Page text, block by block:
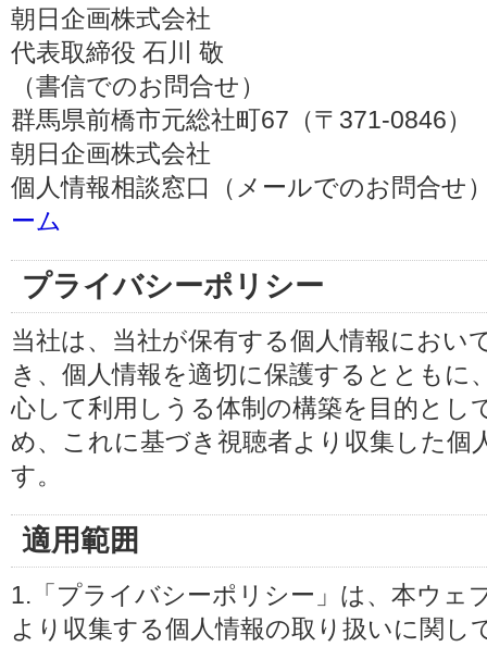
朝日企画株式会社
代表取締役 石川 敬
（書信でのお問合せ）
群馬県前橋市元総社町67（〒371-0846）
朝日企画株式会社
個人情報相談窓口（メールでのお問合せ
ーム
プライバシーポリシー
当社は、当社が保有する個人情報におい
き、個人情報を適切に保護するとともに
心して利用しうる体制の構築を目的とし
め、これに基づき視聴者より収集した個
す。
適用範囲
1.「プライバシーポリシー」は、本ウェ
より収集する個人情報の取り扱いに関し